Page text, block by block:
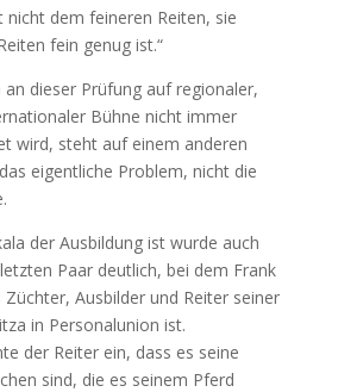
nicht dem feineren Reiten, sie
fein genug ist.“
an dieser Prüfung auf regionaler,
Bühne nicht immer
wird, steht auf einem anderen
eigentliche Problem, nicht die
der Ausbildung ist wurde auch
Paar deutlich, bei dem Frank
Ausbilder und Reiter seiner
in Personalunion ist.
der Reiter ein, dass es seine
sind, die es seinem Pferd